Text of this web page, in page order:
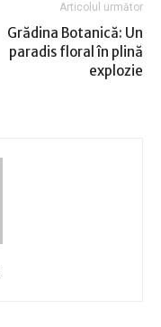
Articolul următor
Grădina Botanică: Un
paradis floral în plină
explozie